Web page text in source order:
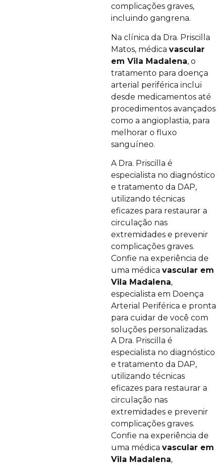
complicações graves,
incluindo gangrena.
Na clínica da Dra. Priscilla
Matos, médica vascular
em Vila Madalena, o
tratamento para doença
arterial periférica inclui
desde medicamentos até
procedimentos avançados
como a angioplastia, para
melhorar o fluxo
sanguíneo.
A Dra. Priscilla é
especialista no diagnóstico
e tratamento da DAP,
utilizando técnicas
eficazes para restaurar a
circulação nas
extremidades e prevenir
complicações graves.
Confie na experiência de
uma médica vascular em
Vila Madalena,
especialista em Doença
Arterial Periférica e pronta
para cuidar de você com
soluções personalizadas.
A Dra. Priscilla é
especialista no diagnóstico
e tratamento da DAP,
utilizando técnicas
eficazes para restaurar a
circulação nas
extremidades e prevenir
complicações graves.
Confie na experiência de
uma médica vascular em
Vila Madalena,